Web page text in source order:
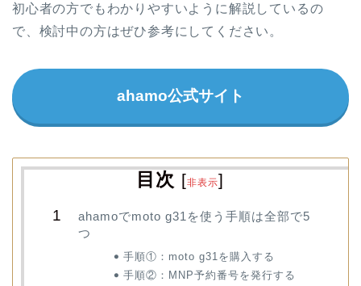
初心者の方でもわかりやすいように解説しているの
で、検討中の方はぜひ参考にしてください。
ahamo公式サイト
目次 [非表示]
ahamoでmoto g31を使う手順は全部で5
つ
手順①：moto g31を購入する
手順②：MNP予約番号を発行する